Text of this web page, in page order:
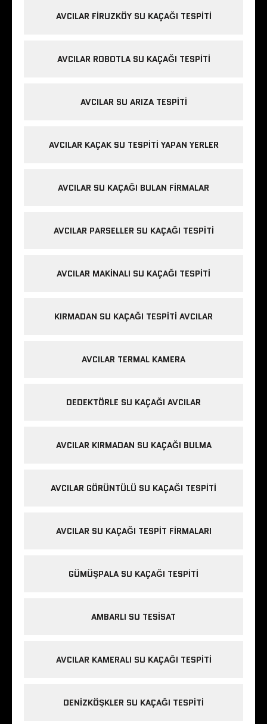
AVCILAR FIRUZKÖY SU KAÇAĞI TESPITI
AVCILAR ROBOTLA SU KAÇAĞI TESPITI
AVCILAR SU ARIZA TESPITI
AVCILAR KAÇAK SU TESPITI YAPAN YERLER
AVCILAR SU KAÇAĞI BULAN FIRMALAR
AVCILAR PARSELLER SU KAÇAĞI TESPITI
AVCILAR MAKINALI SU KAÇAĞI TESPITI
KIRMADAN SU KAÇAĞI TESPITI AVCILAR
AVCILAR TERMAL KAMERA
DEDEKTÖRLE SU KAÇAĞI AVCILAR
AVCILAR KIRMADAN SU KAÇAĞI BULMA
AVCILAR GÖRÜNTÜLÜ SU KAÇAĞI TESPITI
AVCILAR SU KAÇAĞI TESPIT FIRMALARI
GÜMÜŞPALA SU KAÇAĞI TESPITI
AMBARLI SU TESISAT
AVCILAR KAMERALI SU KAÇAĞI TESPITI
DENIZKÖŞKLER SU KAÇAĞI TESPITI